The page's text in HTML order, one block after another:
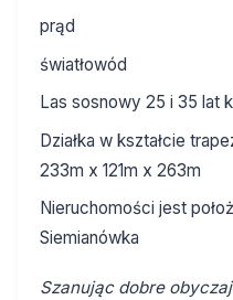
prąd
światłowód
Las sosnowy 25 i 35 lat
Działka w kształcie
233m x 121m x 263m
Nieruchomości jest
Siemianówka
Szanując dobre